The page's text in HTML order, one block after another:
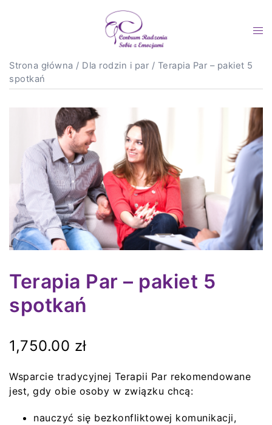
Strona główna / Dla rodzin i par / Terapia Par – pakiet 5
spotkań
Terapia Par – pakiet 5
spotkań
1,750.00 zł
Wsparcie tradycyjnej Terapii Par rekomendowane
jest, gdy obie osoby w związku chcą:
nauczyć się bezkonfliktowej komunikacji,